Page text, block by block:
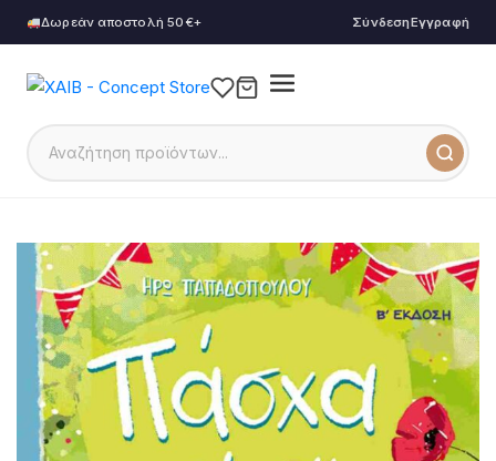
Δωρεάν αποστολή 50€+ ΣύνδεσηΕγγραφή